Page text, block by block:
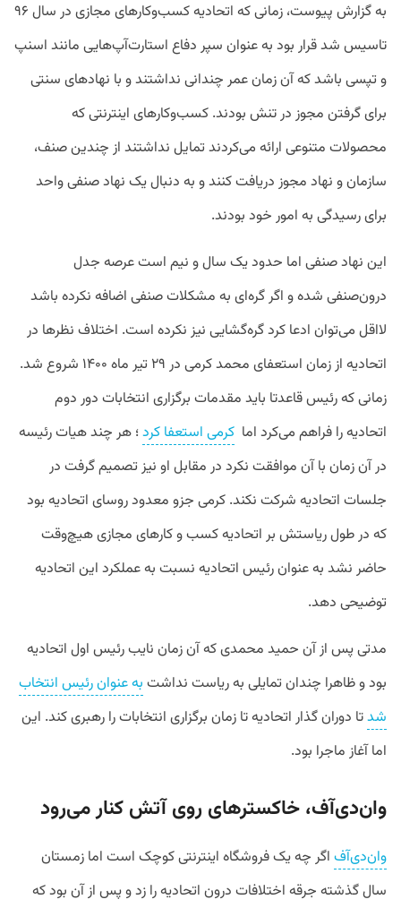
به گزارش پیوست، زمانی که اتحادیه کسب‌وکارهای مجازی در سال ۹۶
تاسیس شد قرار بود به عنوان سپر دفاع استارت‌آپ‌هایی مانند اسنپ
و تپسی باشد که آن زمان عمر چندانی نداشتند و با نهادهای سنتی
برای گرفتن مجوز در تنش بودند. کسب‌وکارهای اینترنتی که
محصولات متنوعی ارائه می‌کردند تمایل نداشتند از چندین صنف،
سازمان و نهاد مجوز دریافت کنند و به دنبال یک نهاد صنفی واحد
برای رسیدگی به امور خود بودند.
این نهاد صنفی اما حدود یک سال و نیم است عرصه جدل
درون‌صنفی شده و اگر گره‌ای به مشکلات صنفی اضافه نکرده باشد
لااقل می‌توان ادعا کرد گره‌گشایی نیز نکرده است. اختلاف نظرها در
اتحادیه از زمان استعفای محمد کرمی در ۲۹ تیر ماه ۱۴۰۰ شروع شد.
زمانی که رئیس قاعدتا باید مقدمات برگزاری انتخابات دور دوم
اتحادیه را فراهم می‌کرد اما کرمی استعفا کرد؛ هر چند هیات رئیسه
در آن زمان با آن موافقت نکرد در مقابل او نیز تصمیم گرفت در
جلسات اتحادیه شرکت نکند. کرمی جزو معدود روسای اتحادیه بود
که در طول ریاستش بر اتحادیه کسب و کارهای مجازی هیچ‌وقت
حاضر نشد به عنوان رئیس اتحادیه نسبت به عملکرد این اتحادیه
توضیحی دهد.
مدتی پس از آن حمید محمدی که آن زمان نایب رئیس اول اتحادیه
بود و ظاهرا چندان تمایلی به ریاست نداشت به عنوان رئیس انتخاب
شدتا دوران گذار اتحادیه تا زمان برگزاری انتخابات را رهبری کند. این
اما آغاز ماجرا بود.
وان‌دی‌آف، خاکسترهای روی آتش کنار می‌رود
وان‌دی‌آف اگر چه یک فروشگاه اینترنتی کوچک است اما زمستان
سال گذشته جرقه اختلافات درون اتحادیه را زد و پس از آن بود که